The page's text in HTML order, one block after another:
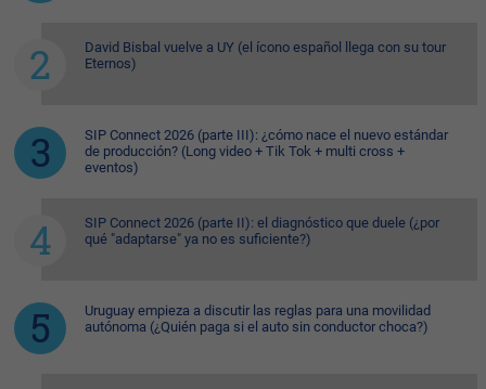
David Bisbal vuelve a UY (el ícono español llega con su tour
Eternos)
SIP Connect 2026 (parte III): ¿cómo nace el nuevo estándar
de producción? (Long video + Tik Tok + multi cross +
eventos)
SIP Connect 2026 (parte II): el diagnóstico que duele (¿por
qué "adaptarse" ya no es suficiente?)
Uruguay empieza a discutir las reglas para una movilidad
autónoma (¿Quién paga si el auto sin conductor choca?)